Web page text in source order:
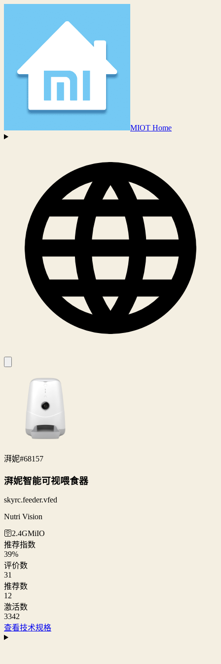
MIOT Home
湃妮#68157
湃妮智能可视喂食器
skyrc.feeder.vfed
Nutri Vision
🛜2.4GMiIO
推荐指数
39%
评价数
31
推荐数
12
激活数
3342
查看技术规格